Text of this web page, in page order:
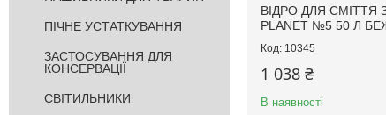
ВІДРО ДЛЯ СМІТТЯ
PLANET №5 50 Л
10345
1 038 ₴
В наявності
ПІЧНЕ УСТАТКУВАННЯ
ЗАСТОСУВАННЯ ДЛЯ
КОНСЕРВАЦІЇ
СВІТИЛЬНИКИ